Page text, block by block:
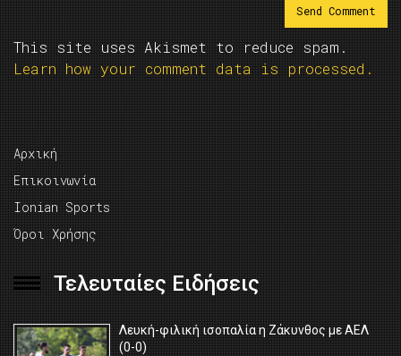
This site uses Akismet to reduce spam.
Learn how your comment data is processed.
Αρχική
Επικοινωνία
Ionian Sports
Όροι Χρήσης
Τελευταίες Ειδήσεις
Λευκή-φιλική ισοπαλία η Ζάκυνθος με ΑΕΛ
(0-0)